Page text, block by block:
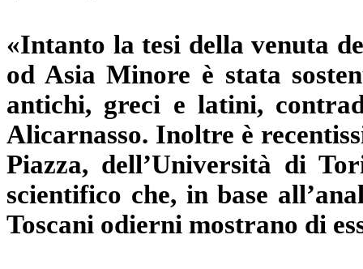
«Intanto la tesi della venuta
od Asia Minore è stata
antichi, greci e latini,
Alicarnasso. Inoltre è
Piazza, dell’Università di
scientifico che, in base
Toscani odierni mostrano di